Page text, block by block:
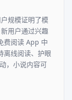
规模证明了模
用户通过兴趣
费阅读 App 中
离线阅读、护眼
，小说内容可